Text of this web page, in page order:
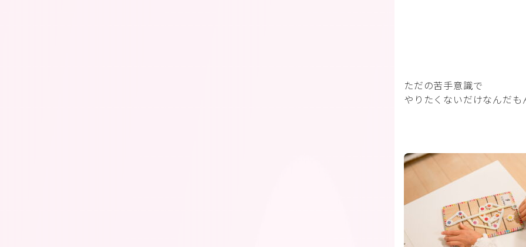
ただの苦手意識で
やりたくないだけなんだも